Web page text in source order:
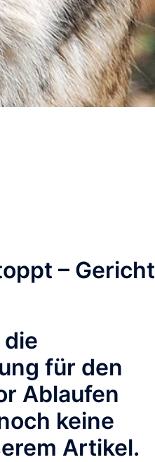
– Gericht
für den
Ablaufen
keine
Artikel.